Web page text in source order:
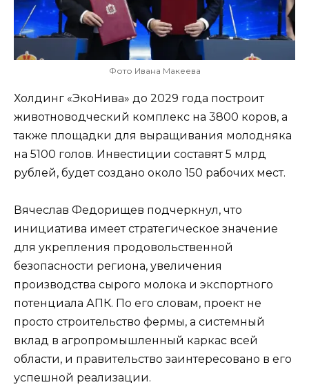
Фото Ивана Макеева
Холдинг «ЭкоНива» до 2029 года построит
животноводческий комплекс на 3800 коров, а
также площадки для выращивания молодняка
на 5100 голов. Инвестиции составят 5 млрд
рублей, будет создано около 150 рабочих мест.
Вячеслав Федорищев подчеркнул, что
инициатива имеет стратегическое значение
для укрепления продовольственной
безопасности региона, увеличения
производства сырого молока и экспортного
потенциала АПК. По его словам, проект не
просто строительство фермы, а системный
вклад в агропромышленный каркас всей
области, и правительство заинтересовано в его
успешной реализации.